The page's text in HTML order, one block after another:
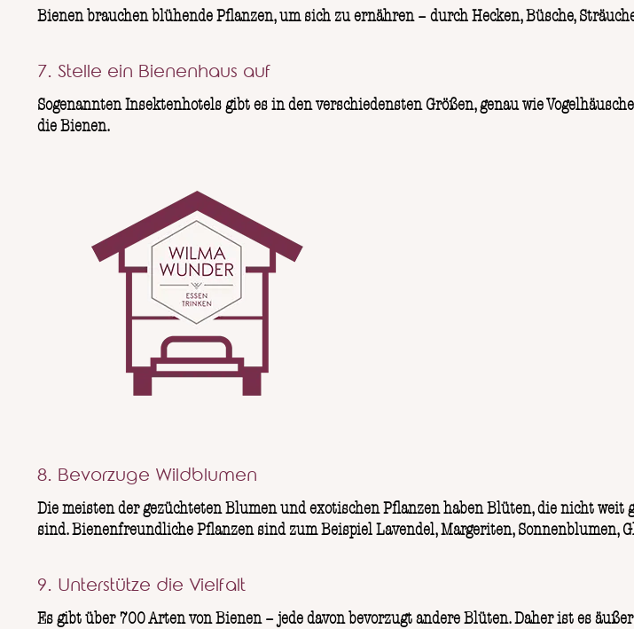
Bienen brauchen blühende Pflanzen, um sich zu ernähren – durch Hecken, Büsche,
7. Stelle ein Bienenhaus auf
Sogenannten Insektenhotels gibt es in den verschiedensten Größen, genau wie
die Bienen.
8. Bevorzuge Wildblumen
Die meisten der gezüchteten Blumen und exotischen Pflanzen haben Blüten, die nicht
sind. Bienenfreundliche Pflanzen sind zum Beispiel Lavendel, Margeriten, Sonnenblumen,
9. Unterstütze die Vielfalt
Es gibt über 700 Arten von Bienen – jede davon bevorzugt andere Blüten. Daher ist es